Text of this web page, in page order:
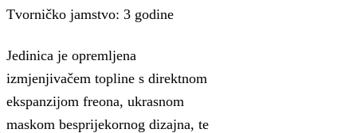
Tvorničko jamstvo: 3 godine
Jedinica je opremljena
izmjenjivačem topline s direktnom
ekspanzijom freona, ukrasnom
maskom besprijekornog dizajna, te